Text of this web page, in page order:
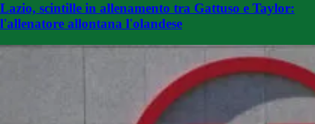
Lazio, scintille in allenamento tra Gattuso e Taylor:
l'allenatore allontana l'olandese